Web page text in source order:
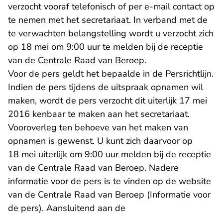
verzocht vooraf telefonisch of per e-mail contact op
te nemen met het secretariaat. In verband met de
te verwachten belangstelling wordt u verzocht zich
op 18 mei om 9:00 uur te melden bij de receptie
van de Centrale Raad van Beroep.
Voor de pers geldt het bepaalde in de Persrichtlijn.
Indien de pers tijdens de uitspraak opnamen wil
maken, wordt de pers verzocht dit uiterlijk 17 mei
2016 kenbaar te maken aan het secretariaat.
Vooroverleg ten behoeve van het maken van
opnamen is gewenst. U kunt zich daarvoor op
18 mei uiterlijk om 9:00 uur melden bij de receptie
van de Centrale Raad van Beroep. Nadere
informatie voor de pers is te vinden op de website
van de Centrale Raad van Beroep (Informatie voor
de pers). Aansluitend aan de